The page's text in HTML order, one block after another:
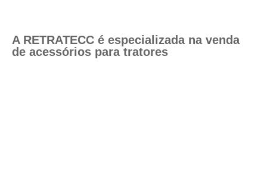
A RETRATECC é especializada na venda
de acessórios para tratores